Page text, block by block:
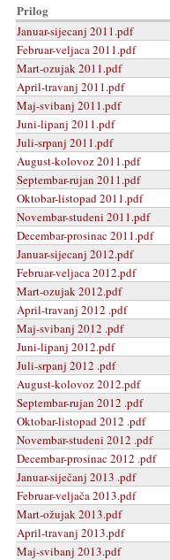
Prilog
Januar-sijecanj 2011.pdf
Februar-veljaca 2011.pdf
Mart-ozujak 2011.pdf
April-travanj 2011.pdf
Maj-svibanj 2011.pdf
Juni-lipanj 2011.pdf
Juli-srpanj 2011.pdf
August-kolovoz 2011.pdf
Septembar-rujan 2011.pdf
Oktobar-listopad 2011.pdf
Novembar-studeni 2011.pdf
Decembar-prosinac 2011.pdf
Januar-sijecanj 2012.pdf
Februar-veljaca 2012.pdf
Mart-ozujak 2012.pdf
April-travanj 2012 .pdf
Maj-svibanj 2012 .pdf
Juni-lipanj 2012.pdf
Juli-srpanj 2012 .pdf
August-kolovoz 2012.pdf
Septembar-rujan 2012 .pdf
Oktobar-listopad 2012 .pdf
Novembar-studeni 2012 .pdf
Decembar-prosinac 2012 .pdf
Januar-siječanj 2013 .pdf
Februar-veljača 2013.pdf
Mart-ožujak 2013.pdf
April-travanj 2013.pdf
Maj-svibanj 2013.pdf